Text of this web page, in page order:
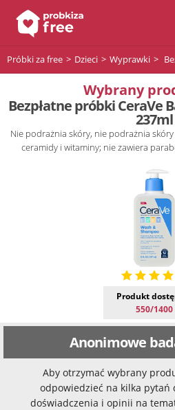
Próbki za free Dzieci Wyprawki
Wybrany
Bezpłatne próbki CeraVe
237ml
Nie podrażnia skóry, nie podrażnia
ceramidy i witaminy; nie zawiera
Produkt
550/1400
Anonimowe
Aby otrzymać wybrany
odpowiedzieć na kilka pytań
doświadczenia i opinii na